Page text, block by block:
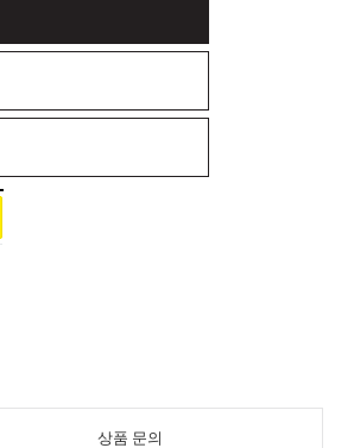
상품 문의